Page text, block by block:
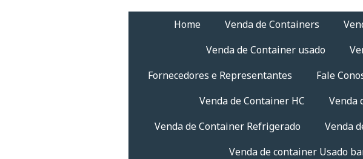
Home Venda de Containers
Venda de Container usado
Fornecedores e Representantes
Fale
Venda de Container HC
Venda
Venda de Container Refrigerado
Venda
Venda de container Usado